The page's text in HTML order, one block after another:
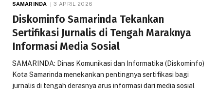
SAMARINDA 3 APRIL 2026
Diskominfo Samarinda Tekankan
Sertifikasi Jurnalis di Tengah Maraknya
Informasi Media Sosial
SAMARINDA: Dinas Komunikasi dan Informatika (Diskominfo)
Kota Samarinda menekankan pentingnya sertifikasi bagi
jurnalis di tengah derasnya arus informasi dari media sosial